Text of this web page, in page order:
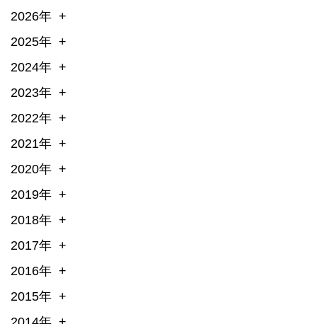
2026年
2025年
2024年
2023年
2022年
2021年
2020年
2019年
2018年
2017年
2016年
2015年